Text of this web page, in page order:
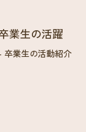
業生の活躍
卒業生の活動紹介